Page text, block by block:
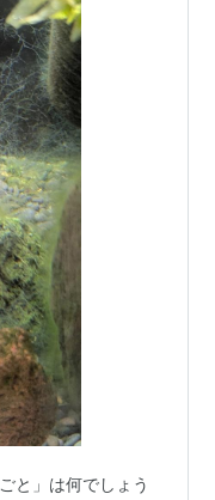
と」は何でしょう